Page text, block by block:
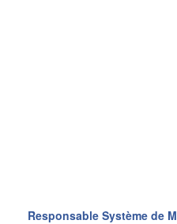
Responsable Système de